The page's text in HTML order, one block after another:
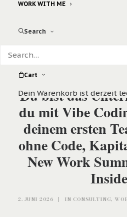
WORK WITH ME
Search
Cart
Dein Warenkorb ist derzeit
Du bist das
du mit Vibe
deinem ersten
ohne Code,
New Work
2. JUNI 2026 | IN CONSULTING,